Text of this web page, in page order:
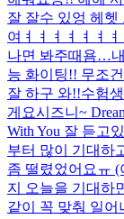
잘 잘수 있엉 헤헷
여ㅕㅕㅕㅕㅕㅕㅕ
나면 봐주때욤…
능 화이팅!! 무조
잘 하구 와!!수험
게요시즈니~
With You 잘 듣고
부터 많이 기대하
좀 떨렸었어요ㅠ
지 오늘을 기대하
같이 꼭 맞춰 일어